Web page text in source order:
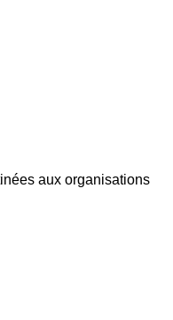
aux organisations